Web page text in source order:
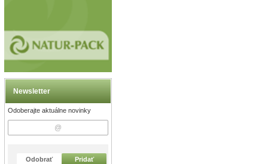
Newsletter
Odoberajte aktuálne novinky
Odobrať Pridať